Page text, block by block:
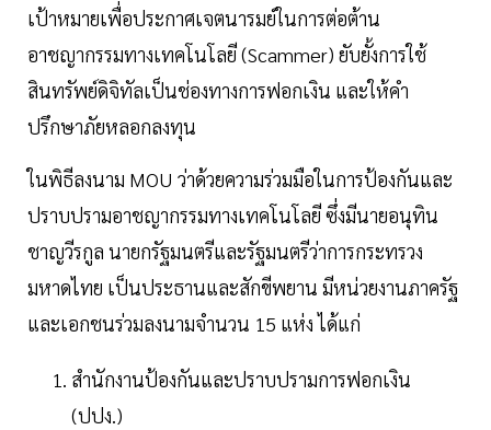
เป้าหมายเพื่อประกาศเจตนารมย์ในการต่อต้าน
อาชญากรรมทางเทคโนโลยี (Scammer) ยับยั้งการใช้
สินทรัพย์ดิจิทัลเป็นช่องทางการฟอกเงิน และให้คำ
ปรึกษาภัยหลอกลงทุน
ในพิธีลงนาม MOU ว่าด้วยความร่วมมือในการป้องกันและ
ปราบปรามอาชญากรรมทางเทคโนโลยี ซึ่งมีนายอนุทิน
ชาญวีรกูล นายกรัฐมนตรีและรัฐมนตรีว่าการกระทรวง
มหาดไทย เป็นประธานและสักขีพยาน มีหน่วยงานภาครัฐ
และเอกชนร่วมลงนามจำนวน 15 แห่ง ได้แก่
สำนักงานป้องกันและปราบปรามการฟอกเงิน
(ปปง.)